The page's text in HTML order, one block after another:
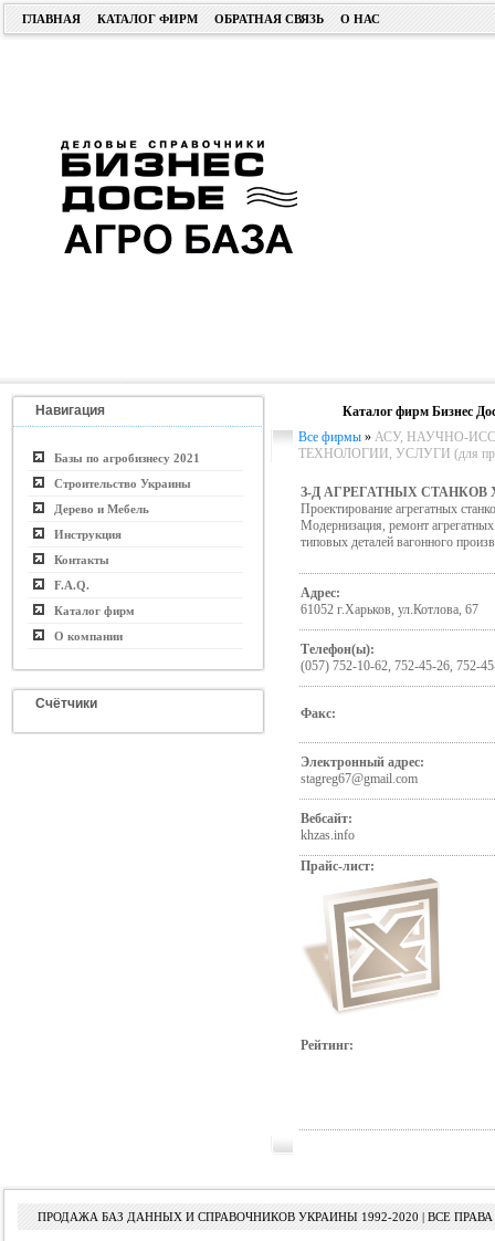
ГЛАВНАЯ КАТАЛОГ ФИРМ ОБРАТНАЯ СВЯЗЬ О НАС
Навигация
Базы по агробизнесу 2021
Строительство Украины
Дерево и Мебель
Инструкция
Контакты
F.A.Q.
Каталог фирм
О компании
Счётчики
Каталог фирм Бизнес
Все фирмы » АСУ, НАУЧНО-
ТЕХНОЛОГИИ, УСЛУГИ (для
З-Д АГРЕГАТНЫХ
Проектирование агрегатных
Модернизация, ремонт
типовых деталей вагонного
Адрес:
61052 г.Харьков, ул.Котлова, 67
Телефон(ы):
(057) 752-10-62, 752-45-26, 752-
Факс:
Электронный адрес:
stagreg67@gmail.com
Вебсайт:
khzas.info
Прайс-лист:
Рейтинг:
ПРОДАЖА БАЗ ДАННЫХ И СПРАВОЧНИКОВ УКРАИНЫ 1992-2020 | ВСЕ